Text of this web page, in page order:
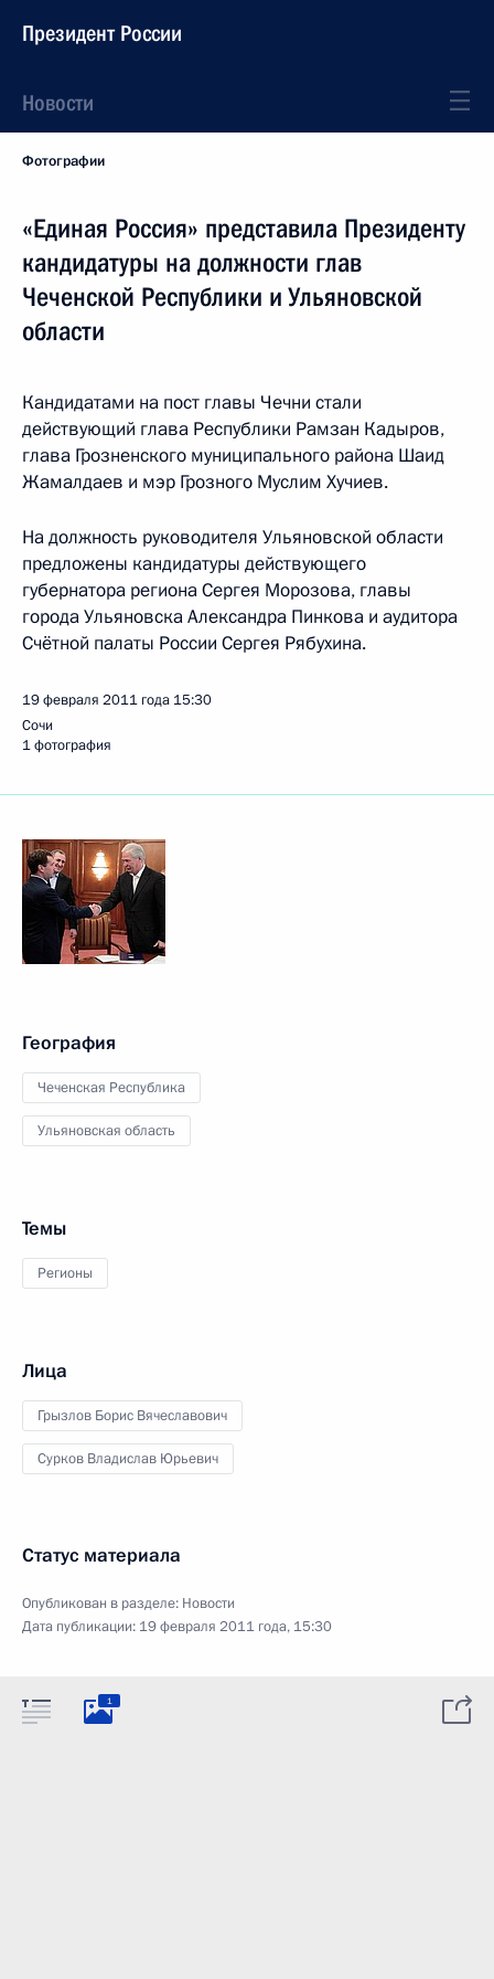
Президент России
Новости
Фотографии
«Единая Россия» представила Президенту
кандидатуры на должности глав
Чеченской Республики и Ульяновской
области
Кандидатами на пост главы Чечни стали
действующий глава Республики Рамзан Кадыров,
глава Грозненского муниципального района Шаид
Жамалдаев и мэр Грозного Муслим Хучиев.
На должность руководителя Ульяновской области
предложены кандидатуры действующего
губернатора региона Сергея Морозова, главы
города Ульяновска Александра Пинкова и аудитора
Счётной палаты России Сергея Рябухина.
19 февраля 2011 года 15:30
Сочи
1 фотография
География
Чеченская Республика
Ульяновская область
Темы
Регионы
Лица
Грызлов Борис Вячеславович
Сурков Владислав Юрьевич
Статус материала
Опубликован в разделе: Новости
Дата публикации: 19 февраля 2011 года, 15:30
1